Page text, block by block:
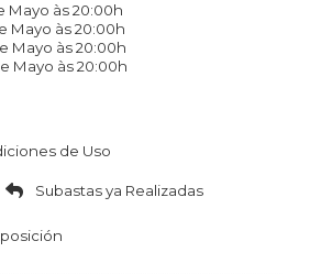
Mayo às 20:00h
Mayo às 20:00h
Mayo às 20:00h
Mayo às 20:00h
de Uso
Subastas ya Realizadas